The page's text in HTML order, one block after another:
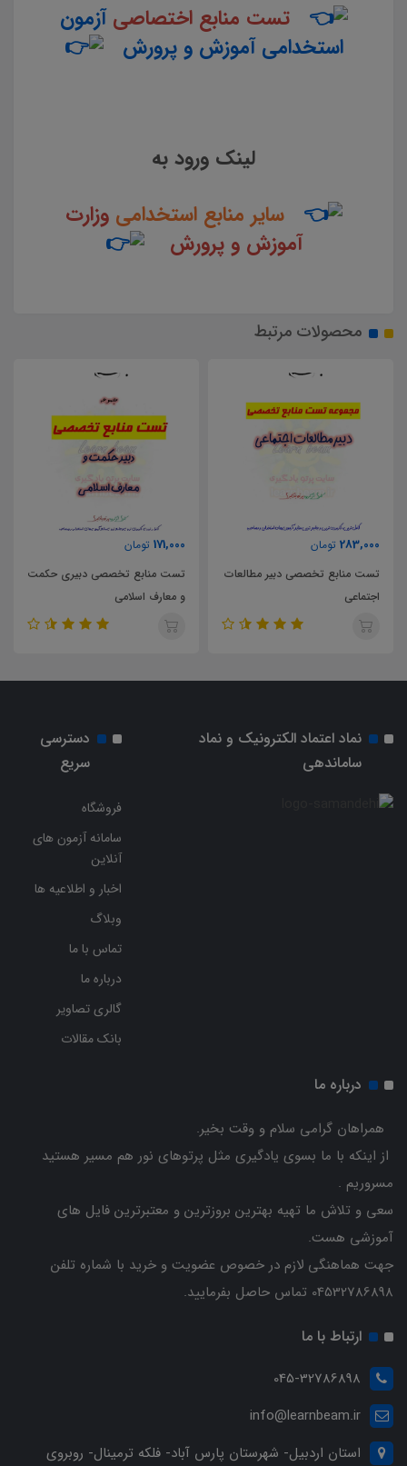
تست منابع اختصاصی آزمون
استخدامی آموزش و پرورش
لینک ورود به
سایر منابع استخدامیوزارت
آموزش و پرورش
محصولات مرتبط
تومان
منابع تخصصی دبیر مطالعات
تومان
تست منابع تخصصی دبیری حکمت
و معارف اسلامی
نماد اعتماد الکترونیک و نماد
ساماندهی
دسترسی
سریع
فروشگاه
سامانه آزمون های
آنلاین
اخبار و اطلاعیه ها
وبلاگ
تماس با ما
درباره ما
گالری تصاویر
بانک مقالات
درباره ما
همراهان گرامی سلام و وقت بخیر.
از اینکه با ما بسوی یادگیری مثل پرتوهای نور هم مسیر هستید
مسروریم .
سعی و تلاش ما تهیه بهترین بروزترین و معتبرترین فایل های
آموزشی هست.
جهت هماهنگی لازم در خصوص عضویت و خرید با شماره تلفن
04532786898 تماس حاصل بفرمایید.
ارتباط با ما
045-32786898
info@learnbeam.ir
استان اردبیل- شهرستان پارس آباد- فلکه ترمینال- روبروی